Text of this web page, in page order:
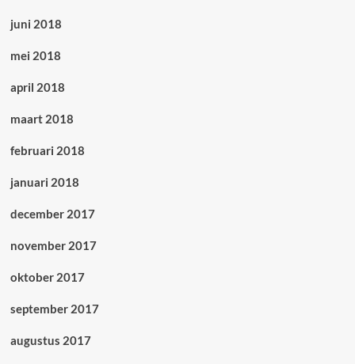
juni 2018
mei 2018
april 2018
maart 2018
februari 2018
januari 2018
december 2017
november 2017
oktober 2017
september 2017
augustus 2017